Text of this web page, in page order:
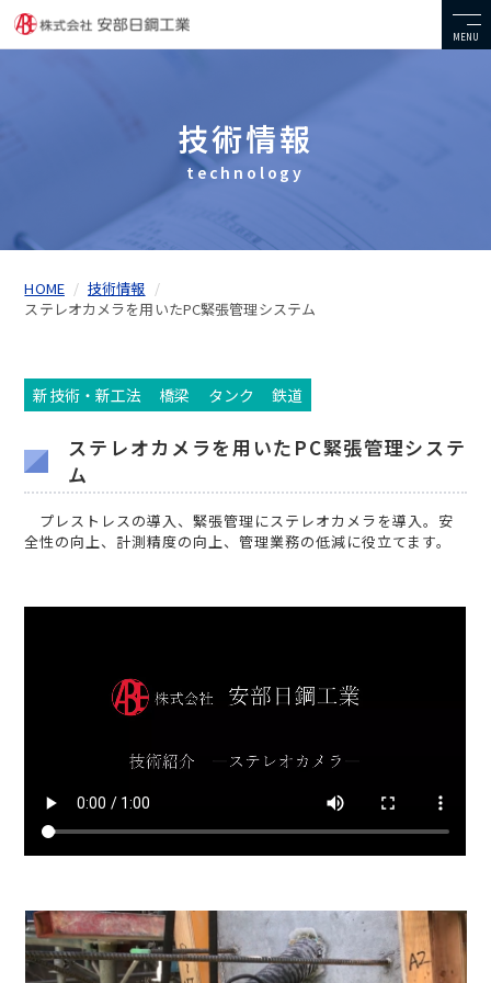
MENU
技術情報
technology
HOME
技術情報
ステレオカメラを用いたPC緊張管理システム
新技術・新工法 橋梁 タンク 鉄道
ステレオカメラを用いたPC緊張管理システ
ム
プレストレスの導入、緊張管理にステレオカメラを導入。安
全性の向上、計測精度の向上、管理業務の低減に役立てます。